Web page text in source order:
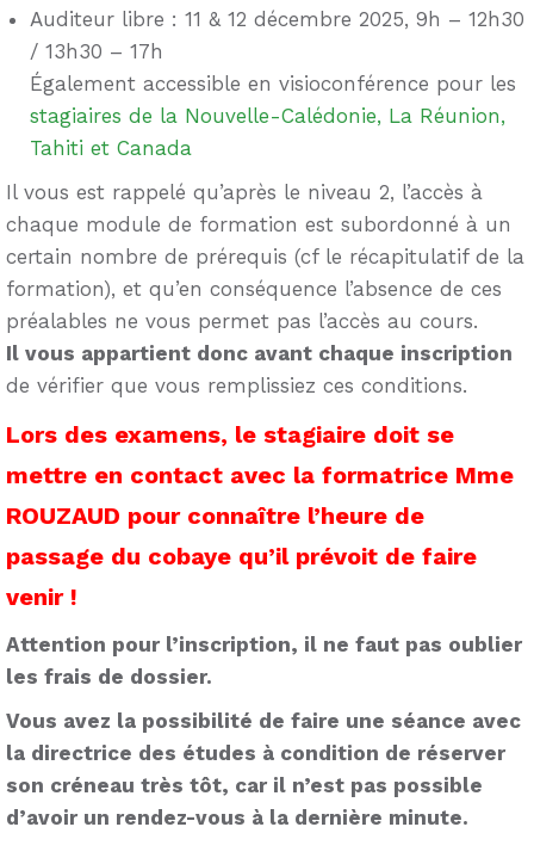
Auditeur libre : 11 & 12 décembre 2025, 9h – 12h30
/ 13h30 – 17h
Également accessible en visioconférence pour les
stagiaires de la Nouvelle-Calédonie, La Réunion,
Tahiti et Canada
Il vous est rappelé qu’après le niveau 2, l’accès à
chaque module de formation est subordonné à un
certain nombre de prérequis (cf le récapitulatif de la
formation), et qu’en conséquence l’absence de ces
préalables ne vous permet pas l’accès au cours.
Il vous appartient donc avant chaque inscription
de vérifier que vous remplissiez ces conditions.
Lors des examens, le stagiaire doit se
mettre en contact avec la formatrice Mme
ROUZAUD pour connaître l’heure de
passage du cobaye qu’il prévoit de faire
venir !
Attention pour l’inscription, il ne faut pas oublier
les frais de dossier.
Vous avez la possibilité de faire une séance avec
la directrice des études à condition de réserver
son créneau très tôt, car il n’est pas possible
d’avoir un rendez-vous à la dernière minute.